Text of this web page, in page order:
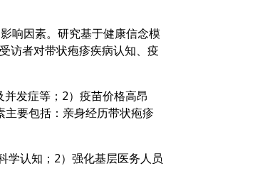
响因素。研究基于健康信念模
访者对带状疱疹疾病认知、疫
发症等；2）疫苗价格高昂
主要包括：亲身经历带状疱疹
学认知；2）强化基层医务人员